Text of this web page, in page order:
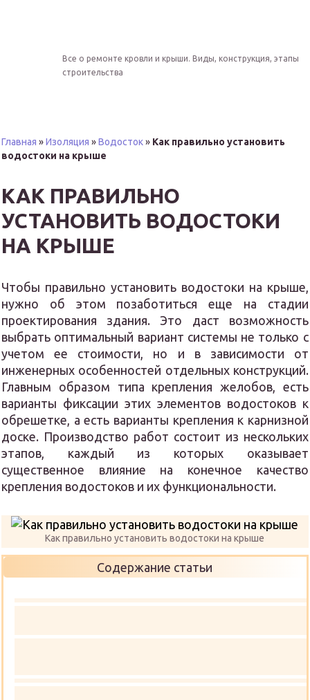
Все о ремонте кровли и крыши. Виды, конструкция, этапы
строительства
Главная »Изоляция »Водосток» Как правильно установить
водостоки на крыше
КАК ПРАВИЛЬНО
УСТАНОВИТЬ ВОДОСТОКИ
НА КРЫШЕ
Чтобы правильно установить водостоки на крыше,
нужно об этом позаботиться еще на стадии
проектирования здания. Это даст возможность
выбрать оптимальный вариант системы не только с
учетом ее стоимости, но и в зависимости от
инженерных особенностей отдельных конструкций.
Главным образом типа крепления желобов, есть
варианты фиксации этих элементов водостоков к
обрешетке, а есть варианты крепления к карнизной
доске. Производство работ состоит из нескольких
этапов, каждый из которых оказывает
существенное влияние на конечное качество
крепления водостоков и их функциональности.
Как правильно установить водостоки на крыше
Содержание статьи